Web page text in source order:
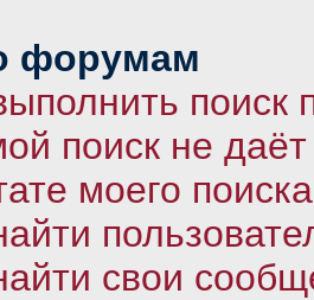
форумам
поиск не даёт
моего
свои